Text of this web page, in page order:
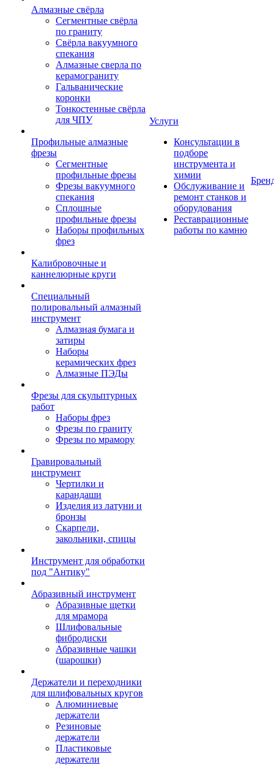
Алмазные свёрла
Сегментные свёрла
по граниту
Свёрла вакуумного
спекания
Алмазные сверла по
керамограниту
Гальванические
коронки
Тонкостенные свёрла
для ЧПУ
Профильные алмазные
фрезы
Сегментные
профильные фрезы
Фрезы вакуумного
спекания
Сплошные
профильные фрезы
Наборы профильных
фрез
Калибровочные и
каннелюрные круги
Специальный
полировальный алмазный
инструмент
Алмазная бумага и
затиры
Наборы
керамических фрез
Алмазные ПЭДы
Фрезы для скульптурных
работ
Наборы фрез
Фрезы по граниту
Фрезы по мрамору
Гравировальный
инструмент
Чертилки и
карандаши
Изделия из латуни и
бронзы
Скарпели,
закольники, спицы
Инструмент для обработки
под "Антику"
Абразивный инструмент
Абразивные щетки
для мрамора
Шлифовальные
фибродиски
Абразивные чашки
(шарошки)
Держатели и переходники
для шлифовальных кругов
Алюминиевые
держатели
Резиновые
держатели
Пластиковые
держатели
Услуги
Консультации в
подборе
инструмента и
химии
Обслуживание и
ремонт станков и
оборудования
Реставрационные
работы по камню